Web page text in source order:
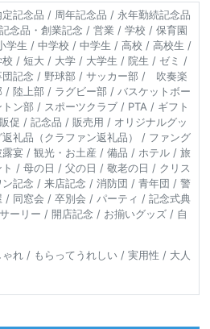
記念品 / 周年記念品 / 永年勤続記念品
念品・創業記念 / 営業 / 学校 / 保育園
生 / 中学校 / 中学生 / 高校 / 高校生 /
/ 短大 / 大学 / 大学生 / 院生 / ゼミ /
記念 / 野球部 / サッカー部 / 吹奏楽
陸上部 / ラグビー部 / バスケットボー
ン部 / スポーツクラブ / PTA / ギフト
促 / 記念品 / 販売用 / オリジナルグッ
礼品（クラファン返礼品） / ファング
宴 / 観光・お土産 / 備品 / ホテル / 旅
/ 母の日 / 父の日 / 敬老の日 / クリス
記念 / 来店記念 / 消防団 / 青年団 / 警
同窓会 / 卒別会 / パーティ / 記念式典
ーリー / 開店記念 / お揃いグッズ / 自
れ / もらってうれしい / 実用性 / 大人